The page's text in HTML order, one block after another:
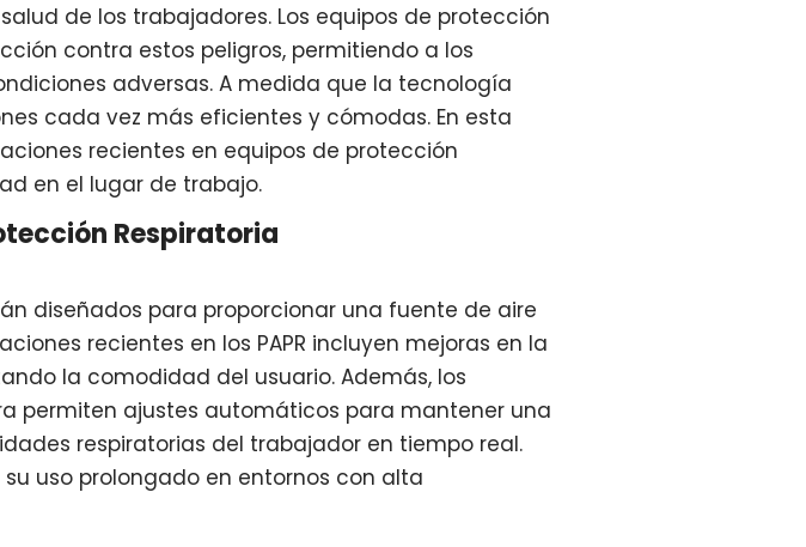
de los trabajadores. Los equipos de protección
contra estos peligros, permitiendo a los
adversas. A medida que la tecnología
cada vez más eficientes y cómodas. En esta
recientes en equipos de protección
en el lugar de trabajo.
Respiratoria
diseñados para proporcionar una fuente de aire
recientes en los PAPR incluyen mejoras en la
la comodidad del usuario. Además, los
permiten ajustes automáticos para mantener una
respiratorias del trabajador en tiempo real.
su uso prolongado en entornos con alta